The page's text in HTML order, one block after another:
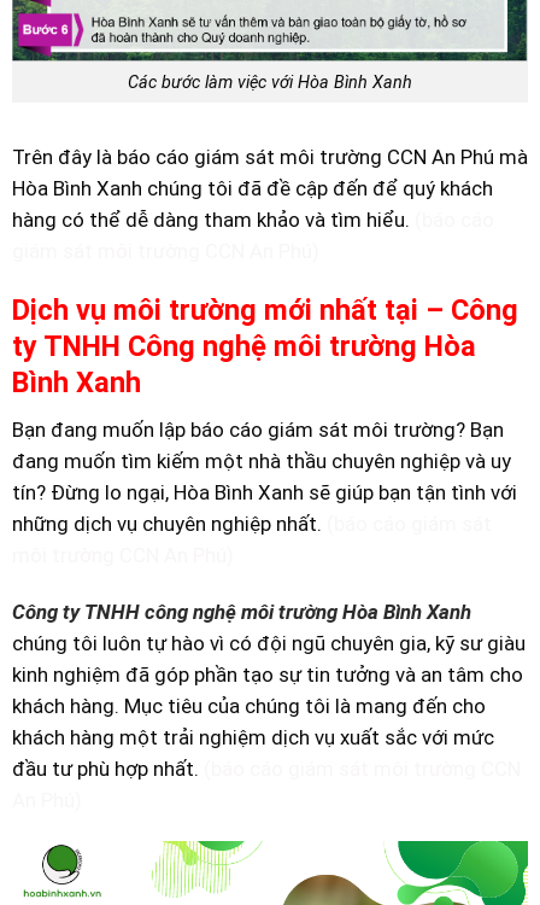
Các bước làm việc với Hòa Bình Xanh
Trên đây là báo cáo giám sát môi trường CCN An Phú mà
Hòa Bình Xanh chúng tôi đã đề cập đến để quý khách
hàng có thể dễ dàng tham khảo và tìm hiểu.
Dịch vụ môi trường mới nhất tại – Công
ty TNHH Công nghệ môi trường Hòa
Bình Xanh
Bạn đang muốn lập báo cáo giám sát môi trường? Bạn
đang muốn tìm kiếm một nhà thầu chuyên nghiệp và uy
tín? Đừng lo ngại, Hòa Bình Xanh sẽ giúp bạn tận tình với
những dịch vụ chuyên nghiệp nhất.
Công ty TNHH công nghệ môi trường Hòa Bình Xanh
chúng tôi luôn tự hào vì có đội ngũ chuyên gia, kỹ sư giàu
kinh nghiệm đã góp phần tạo sự tin tưởng và an tâm cho
khách hàng. Mục tiêu của chúng tôi là mang đến cho
khách hàng một trải nghiệm dịch vụ xuất sắc với mức
đầu tư phù hợp nhất.